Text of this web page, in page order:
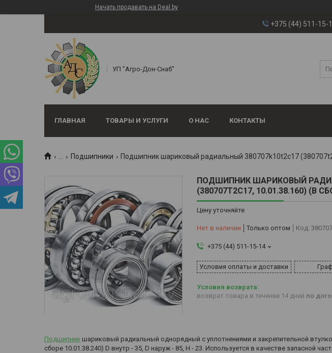
Начать продавать на Deal.by
+375 (44) 511-15-
УП "Агро-Дон-Снаб"
ГЛАВНАЯ ТОВАРЫ И УСЛУГИ О НАС КОНТАКТЫ
... Подшипники
ПОДШИПНИК ШАРИКОВЫЙ
(380707T2C17, 10.01.38.160) (В
Цену уточняйте
Нет в наличии Только оптом Код:
+375 (44) 511-15-14
Условия оплаты и доставки
возврат товара в течение 14 дней по
Подшипник шариковый радиальный однорядный с уплотнениями и закрепительной
сборе 10.01.38.240) D внутр - 35, D наруж - 85, H - 23. Используется в качестве запасной